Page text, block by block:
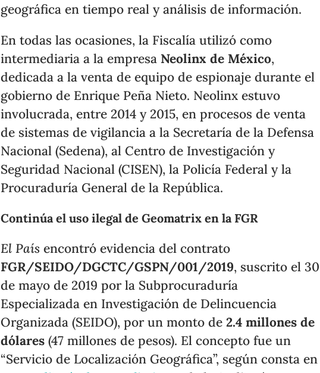
geográfica en tiempo real y análisis de información.
En todas las ocasiones, la Fiscalía utilizó como
intermediaria a la empresa Neolinx de México,
dedicada a la venta de equipo de espionaje durante el
gobierno de Enrique Peña Nieto. Neolinx estuvo
involucrada, entre 2014 y 2015, en procesos de venta
de sistemas de vigilancia a la Secretaría de la Defensa
Nacional (Sedena), al Centro de Investigación y
Seguridad Nacional (CISEN), la Policía Federal y la
Procuraduría General de la República.
Continúa el uso ilegal de Geomatrix en la FGR
El País encontró evidencia del contrato
FGR/SEIDO/DGCTC/GSPN/001/2019, suscrito el 30
de mayo de 2019 por la Subprocuraduría
Especializada en Investigación de Delincuencia
Organizada (SEIDO), por un monto de2.4 millones de
dólares (47 millones de pesos). El concepto fue un
“Servicio de Localización Geográfica”, según consta en